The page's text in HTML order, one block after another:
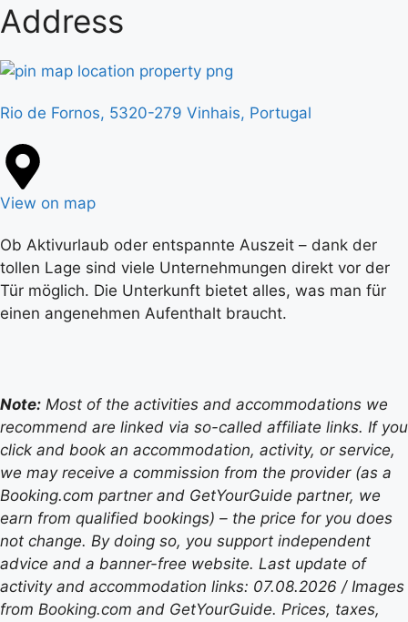
Address
Rio de Fornos, 5320-279 Vinhais, Portugal
View on map
Ob Aktivurlaub oder entspannte Auszeit – dank der
tollen Lage sind viele Unternehmungen direkt vor der
Tür möglich. Die Unterkunft bietet alles, was man für
einen angenehmen Aufenthalt braucht.
Note: Most of the activities and accommodations we
recommend are linked via so-called affiliate links. If you
click and book an accommodation, activity, or service,
we may receive a commission from the provider (as a
Booking.com partner and GetYourGuide partner, we
earn from qualified bookings) – the price for you does
not change. By doing so, you support independent
advice and a banner-free website. Last update of
activity and accommodation links: 07.08.2026 / Images
from Booking.com and GetYourGuide. Prices, taxes,